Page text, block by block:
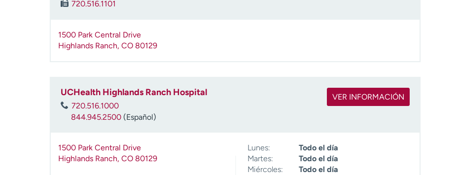
720.516.1101
1500 Park Central Drive
Highlands Ranch, CO 80129
UCHealth Highlands Ranch Hospital
720.516.1000
844.945.2500 (Español)
VER INFORMACIÓN
1500 Park Central Drive
Highlands Ranch, CO 80129
Lunes:
Todo el día
Martes:
Todo el día
Miércoles:
Todo el día